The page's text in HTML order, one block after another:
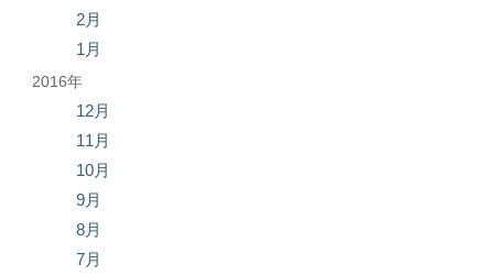
2月
1月
2016年
12月
11月
10月
9月
8月
7月